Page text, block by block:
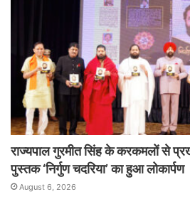
राज्यपाल गुरमीत सिंह के करकमलों से
पुस्तक ‘निर्गुण चदरिया’ का हुआ लोकार्पण
August 6, 2026